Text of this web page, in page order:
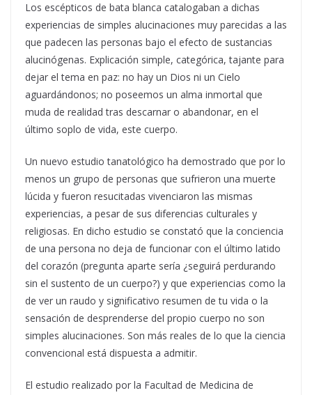
Los escépticos de bata blanca catalogaban a dichas
experiencias de simples alucinaciones muy parecidas a las
que padecen las personas bajo el efecto de sustancias
alucinógenas. Explicación simple, categórica, tajante para
dejar el tema en paz: no hay un Dios ni un Cielo
aguardándonos; no poseemos un alma inmortal que
muda de realidad tras descarnar o abandonar, en el
último soplo de vida, este cuerpo.
Un nuevo estudio tanatológico ha demostrado que por lo
menos un grupo de personas que sufrieron una muerte
lúcida y fueron resucitadas vivenciaron las mismas
experiencias, a pesar de sus diferencias culturales y
religiosas. En dicho estudio se constató que la conciencia
de una persona no deja de funcionar con el último latido
del corazón (pregunta aparte sería ¿seguirá perdurando
sin el sustento de un cuerpo?) y que experiencias como la
de ver un raudo y significativo resumen de tu vida o la
sensación de desprenderse del propio cuerpo no son
simples alucinaciones. Son más reales de lo que la ciencia
convencional está dispuesta a admitir.
El estudio realizado por la Facultad de Medicina de